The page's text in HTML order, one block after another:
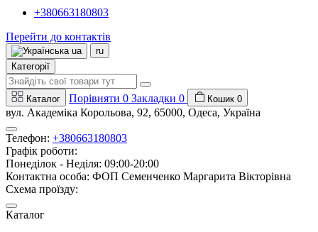
+380663180803
Перейти до контактів
ua
ru
Категорії
Каталог Порівняти 0 Закладки 0 Кошик 0
вул. Академіка Корольова, 92, 65000, Одеса, Україна
Телефон: +380663180803
Графік роботи:
Понеділок - Неділя: 09:00-20:00
Контактна особа: ФОП Семенченко Маргарита Вікторівна
Схема проїзду:
Каталог